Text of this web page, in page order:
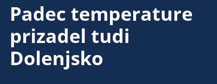
Padec temperature
prizadel tudi
Dolenjsko